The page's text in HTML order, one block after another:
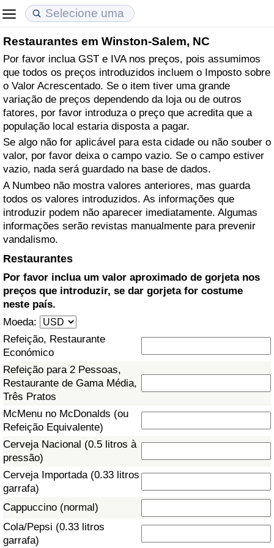
Restaurantes em Winston-Salem, NC
Por favor inclua GST e IVA nos preços, pois assumimos
que todos os preços introduzidos incluem o Imposto sobre
o Valor Acrescentado. Se o item tiver uma grande
variação de preços dependendo da loja ou de outros
fatores, por favor introduza o preço que acredita que a
população local estaria disposta a pagar.
Se algo não for aplicável para esta cidade ou não souber o
valor, por favor deixa o campo vazio. Se o campo estiver
vazio, nada será guardado na base de dados.
A Numbeo não mostra valores anteriores, mas guarda
todos os valores introduzidos. As informações que
introduzir podem não aparecer imediatamente. Algumas
informações serão revistas manualmente para prevenir
vandalismo.
Restaurantes
Por favor inclua um valor aproximado de gorjeta nos
preços que introduzir, se dar gorjeta for costume
neste país.
Moeda:
Refeição, Restaurante
Económico
Refeição para 2 Pessoas,
Restaurante de Gama Média,
Três Pratos
McMenu no McDonalds (ou
Refeição Equivalente)
Cerveja Nacional (0.5 litros à
pressão)
Cerveja Importada (0.33 litros
garrafa)
Cappuccino (normal)
Cola/Pepsi (0.33 litros
garrafa)
Custo de Vida
Indicador de Custo de Vida (Atual)
Indicador de Custo de Vida
Indicador de Custo de Vida Por País
em Aqaba
Preços de Imóveis
Indicador de Preços de Imóveis (Atual)
Indicador de Preços de Imóveis
Indicador de Preços de Imóveis por País
Qualidade de Vida
Indicador de Qualidade de Vida
Indicador de Qualidade de Vida (Atual)
Índice de qualidade de vida por país
Crime
Taxa do Indicador de Crime (Atual)
Indicador de Crime
Índice de criminalidade por país
Saúde
Indicador de Saúde (Atual)
Indicador de Saúde
Indicador de Saúde por País
Poluição
Indicador de Poluição (Atual)
Índice de poluição
Indicador de Poluição por País
Trânsito